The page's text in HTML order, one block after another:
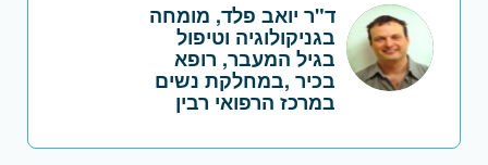
ד"ר יואב פלד, מומחה
בגניקולוגיה וטיפול
בגיל המעבר, רופא
בכיר ,במחלקת נשים
במרכז הרפואי רבין